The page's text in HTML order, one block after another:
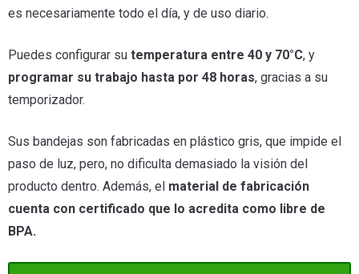
es necesariamente todo el día, y de uso diario.
Puedes configurar su temperatura entre 40 y 70°C, y
programar su trabajo hasta por 48 horas, gracias a su
temporizador.
Sus bandejas son fabricadas en plástico gris, que impide el
paso de luz, pero, no dificulta demasiado la visión del
producto dentro. Además, el material de fabricación
cuenta con certificado que lo acredita como libre de
BPA.